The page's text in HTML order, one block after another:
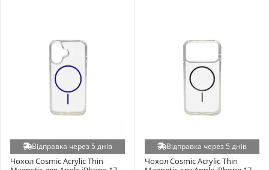
Відправка через 5 днів
Чохол Cosmic Acrylic Thin
Відправка через 5 днів
Чохол Cosmic Acrylic Thin